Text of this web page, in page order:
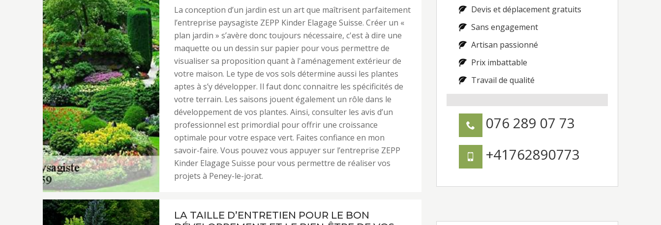
La conception d’un jardin est un art que maîtrisent parfaitement
l’entreprise paysagiste ZEPP Kinder Elagage Suisse. Créer un «
plan jardin » s’avère donc toujours nécessaire, c'est à dire une
maquette ou un dessin sur papier pour vous permettre de
visualiser sa proposition quant à l'aménagement extérieur de
votre maison. Le type de vos sols détermine aussi les plantes
aptes à s’y développer. Il faut donc connaitre les spécificités de
votre terrain. Les saisons jouent également un rôle dans le
développement de vos plantes. Ainsi, consulter les avis d’un
professionnel est primordial pour offrir une croissance
optimale pour votre espace vert. Faites confiance en mon
savoir-faire. Vous pouvez vous appuyer sur l’entreprise ZEPP
Kinder Elagage Suisse pour vous permettre de réaliser vos
projets à Peney-le-jorat.
LA TAILLE D’ENTRETIEN POUR LE BON
Devis et déplacement gratuits
Sans engagement
Artisan passionné
Prix imbattable
Travail de qualité
076 289 07 73
+41762890773